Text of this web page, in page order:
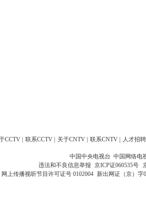
CCTV | 联系CCTV | 关于CNTV | 联系CNTV | 人才招聘
中国中央电视台 中国网络电
违法和不良信息举报 京ICP证060535号
网上传播视听节目许可证号 0102004 新出网证（京）